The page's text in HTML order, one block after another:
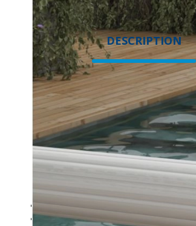
DESCRIPTION
DESCRIPTION
Exemple de prix pour unepiscine4X2
Profitez du confort d'une couverture
instant tout en préservant la propreté et
Autonomie : batterie haute
Alimentation : batterie rechargeable